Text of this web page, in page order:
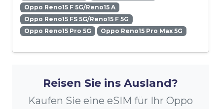
Oppo Reno15 F 5G/Reno15 A
Oppo Reno15 FS 5G/Reno15 F 5G
Oppo Reno15 Pro 5G
Oppo Reno15 Pro Max 5G
Reisen Sie ins Ausland?
Kaufen Sie eine eSIM für Ihr Oppo